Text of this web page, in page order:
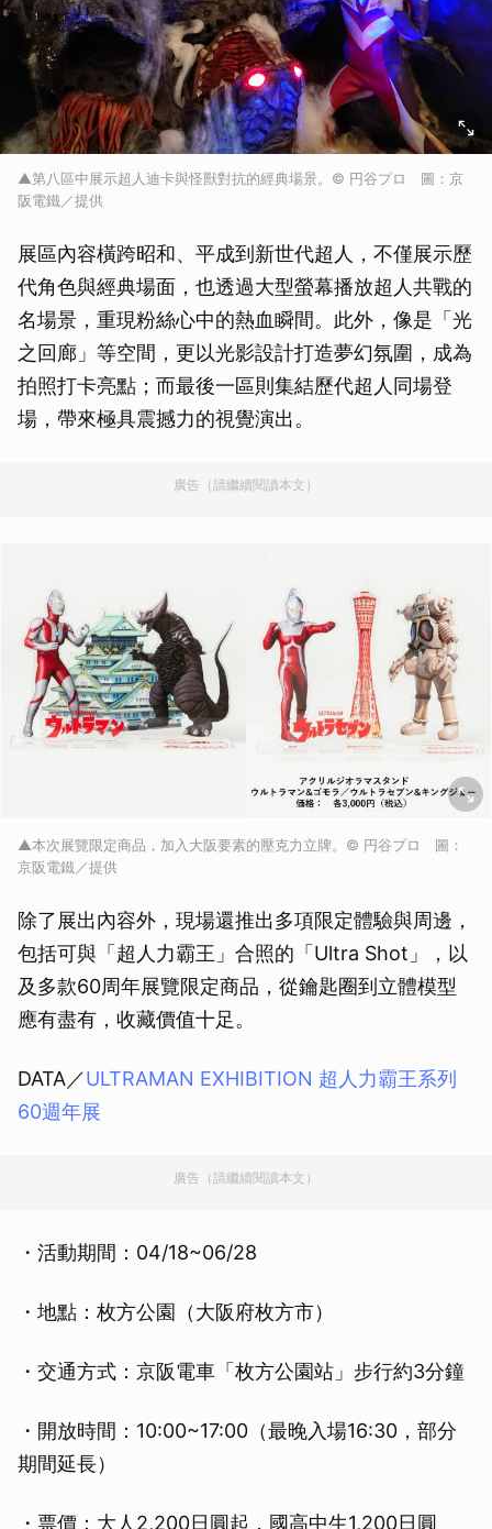
▲第八區中展示超人迪卡與怪獸對抗的經典場景。© 円谷プロ 圖：京
阪電鐵／提供
展區內容橫跨昭和、平成到新世代超人，不僅展示歷
代角色與經典場面，也透過大型螢幕播放超人共戰的
名場景，重現粉絲心中的熱血瞬間。此外，像是「光
之回廊」等空間，更以光影設計打造夢幻氛圍，成為
拍照打卡亮點；而最後一區則集結歷代超人同場登
場，帶來極具震撼力的視覺演出。
廣告（請繼續閱讀本文）
▲本次展覽限定商品，加入大阪要素的壓克力立牌。© 円谷プロ 圖：
京阪電鐵／提供
除了展出內容外，現場還推出多項限定體驗與周邊，
包括可與「超人力霸王」合照的「Ultra Shot」，以
及多款60周年展覽限定商品，從鑰匙圈到立體模型
應有盡有，收藏價值十足。
DATA／ULTRAMAN EXHIBITION 超人力霸王系列
60週年展
廣告（請繼續閱讀本文）
・活動期間：04/18~06/28
・地點：枚方公園（大阪府枚方市）
・交通方式：京阪電車「枚方公園站」步行約3分鐘
・開放時間：10:00~17:00（最晚入場16:30，部分
期間延長）
・票價：大人2,200日圓起，國高中生1,200日圓